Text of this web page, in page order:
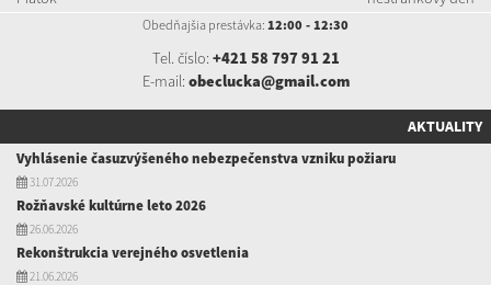
Obedňajšia prestávka: 12:00 - 12:30
Tel. číslo: +421 58 797 91 21
E-mail: obeclucka@gmail.com
AKTUALITY
Vyhlásenie časuzvýšeného nebezpečenstva vzniku požiaru
31.07.2026
Rožňavské kultúrne leto 2026
26.06.2026
Rekonštrukcia verejného osvetlenia
21.06.2026